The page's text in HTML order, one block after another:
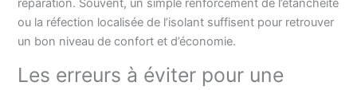
réparation. Souvent, un simple renforcement de l’étanchéité
ou la réfection localisée de l’isolant suffisent pour retrouver
un bon niveau de confort et d’économie.
Les erreurs à éviter pour une